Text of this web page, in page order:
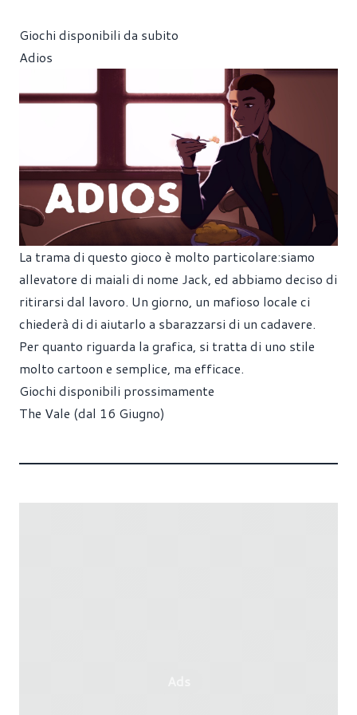
Giochi disponibili da subito
Adios
La trama di questo gioco è molto particolare:siamo
allevatore di maiali di nome Jack, ed abbiamo deciso di
ritirarsi dal lavoro. Un giorno, un mafioso locale ci
chiederà di di aiutarlo a sbarazzarsi di un cadavere.
Per quanto riguarda la grafica, si tratta di uno stile
molto cartoon e semplice, ma efficace.
Giochi disponibili prossimamente
The Vale (dal 16 Giugno)